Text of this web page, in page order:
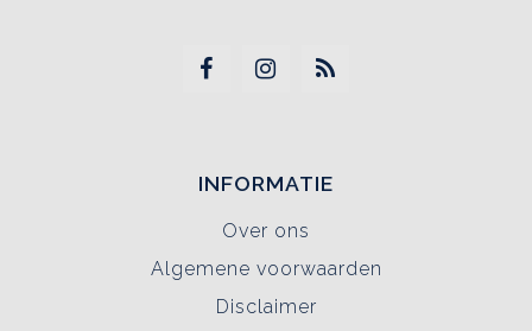
INFORMATIE
Over ons
Algemene voorwaarden
Disclaimer